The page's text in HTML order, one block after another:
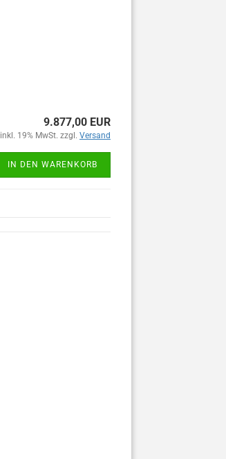
9.877,00 EUR
inkl. 19% MwSt. zzgl. Versand
IN DEN WARENKORB